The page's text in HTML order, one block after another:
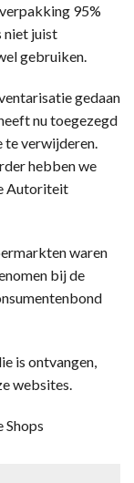
95%
niet juist
gebruiken.
gedaan
nu toegezegd
te verwijderen.
hebben we
Autoriteit
waren
bij de
is ontvangen,
websites.